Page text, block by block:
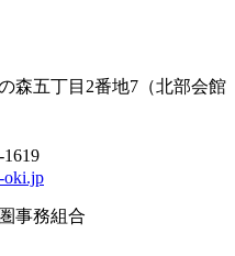
森五丁目2番地7（北部会館
oki.jp
事務組合